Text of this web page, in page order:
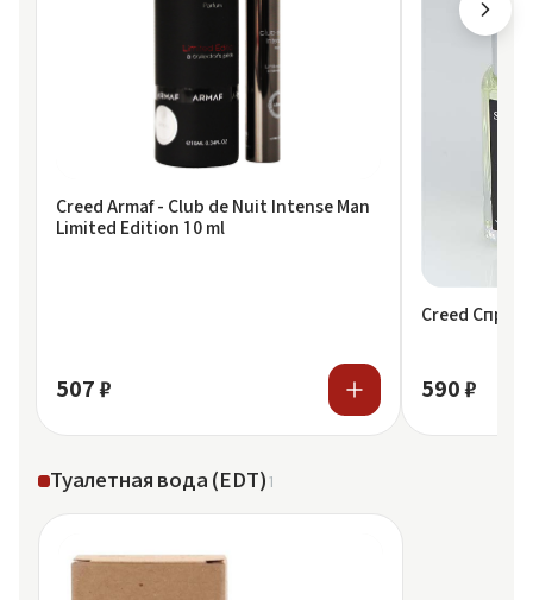
Creed Armaf - Club de Nuit Intense Man
Limited Edition 10 ml
507 ₽
Creed Спрей
590 ₽
Туалетная вода (EDT)1